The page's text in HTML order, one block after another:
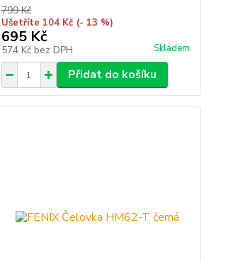
799 Kč
Ušetříte 104 Kč (- 13 %)
695 Kč
574 Kč bez DPH Skladem
Přidat do košíku